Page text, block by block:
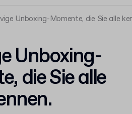
Unboxing-Momente, die Sie alle
Unboxing-
die Sie alle